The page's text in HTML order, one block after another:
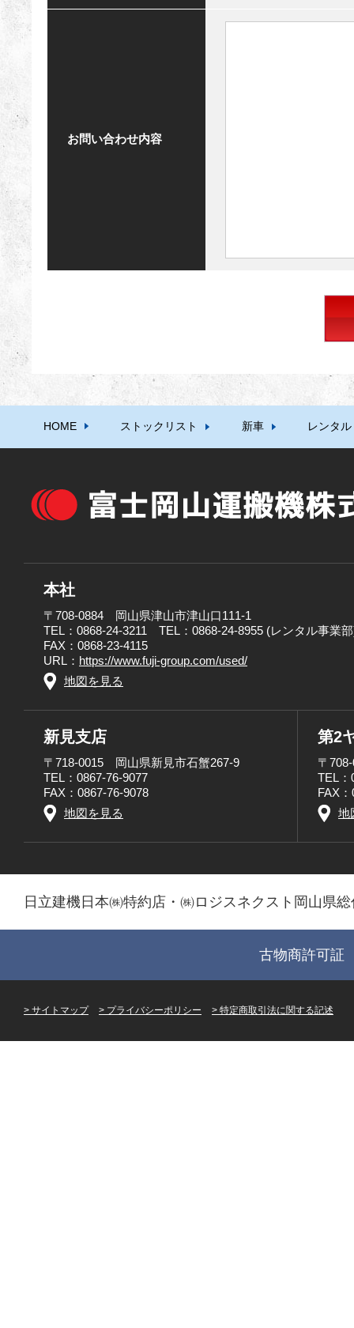
お問い合わせ内容
HOME ストックリスト 新車 レンタル
本社
〒708-0884 岡山県津山市津山口111-1
TEL：0868-24-3211 TEL：0868-24-8955 (レンタル事業
FAX：0868-23-4115
URL： https://www.fuji-group.com/used/
地図を見る
新見支店
〒718-0015 岡山県新見市石蟹267-9
TEL：0867-76-9077
FAX：0867-76-9078
地図を見る
第2
〒
TEL：
FAX
地
日立建機日本㈱特約店・㈱ロジスネクスト岡山県
古物商許可
サイトマップ プライバシーポリシー 特定商取引法に関する記述